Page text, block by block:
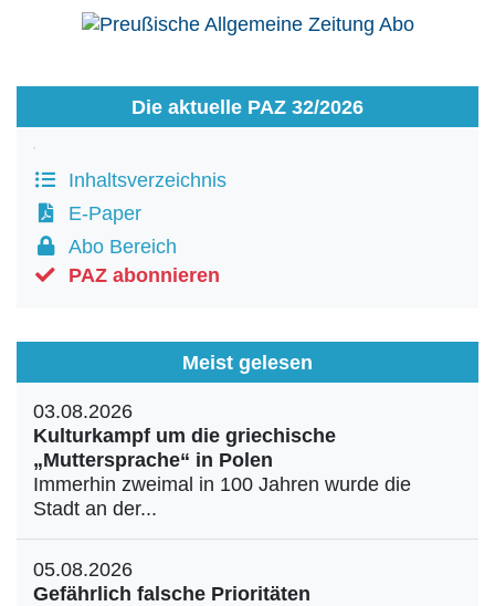
Die aktuelle PAZ 32/2026
Inhaltsverzeichnis
E-Paper
Abo Bereich
PAZ abonnieren
Meist gelesen
03.08.2026
Kulturkampf um die griechische
„Muttersprache“ in Polen
Immerhin zweimal in 100 Jahren wurde die
Stadt an der...
05.08.2026
Gefährlich falsche Prioritäten